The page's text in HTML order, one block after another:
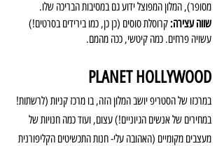
מסופר), המלון המפוצל ידוע גם במסיבות הבריכה שלו.
שווה עצירה: קרוסלת סוסים (כן כן, כמו בירידים בסרטים!)
עשויה פרחים. כמה קיטשי, ככה מהמם.
PLANET HOLLYWOOD
במרכזו של הסטריפ יושב המלון הזה, בו מרכז קניות (לרשתות!
במחירים של אנשים הגיוניים!) עצום, ועוד כמה חנויות של
מעצבים מקומיים (האהובה עלי- חנות התכשיטים הקליפורנית